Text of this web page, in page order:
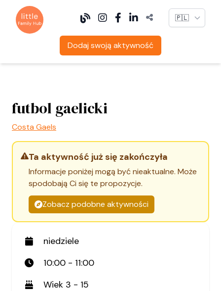
Language
Dodaj swoją aktywność
futbol gaelicki
Costa Gaels
Ta aktywność już się zakończyła
Informacje poniżej mogą być nieaktualne. Może
spodobają Ci się te propozycje.
Zobacz podobne aktywności
niedziele
10:00 - 11:00
Wiek 3 - 15